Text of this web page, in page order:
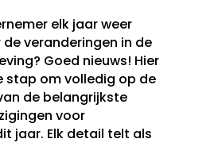
elk jaar weer
veranderingen in de
Goed nieuws! Hier
stap om volledig op de
de belangrijkste
voor
jaar.​ Elk detail telt als